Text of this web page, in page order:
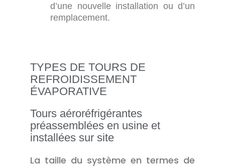
d’une nouvelle installation ou d’un
remplacement.
TYPES DE TOURS DE
REFROIDISSEMENT
ÉVAPORATIVE
Tours aéroréfrigérantes
préassemblées en usine et
installées sur site
La taille du système en termes de